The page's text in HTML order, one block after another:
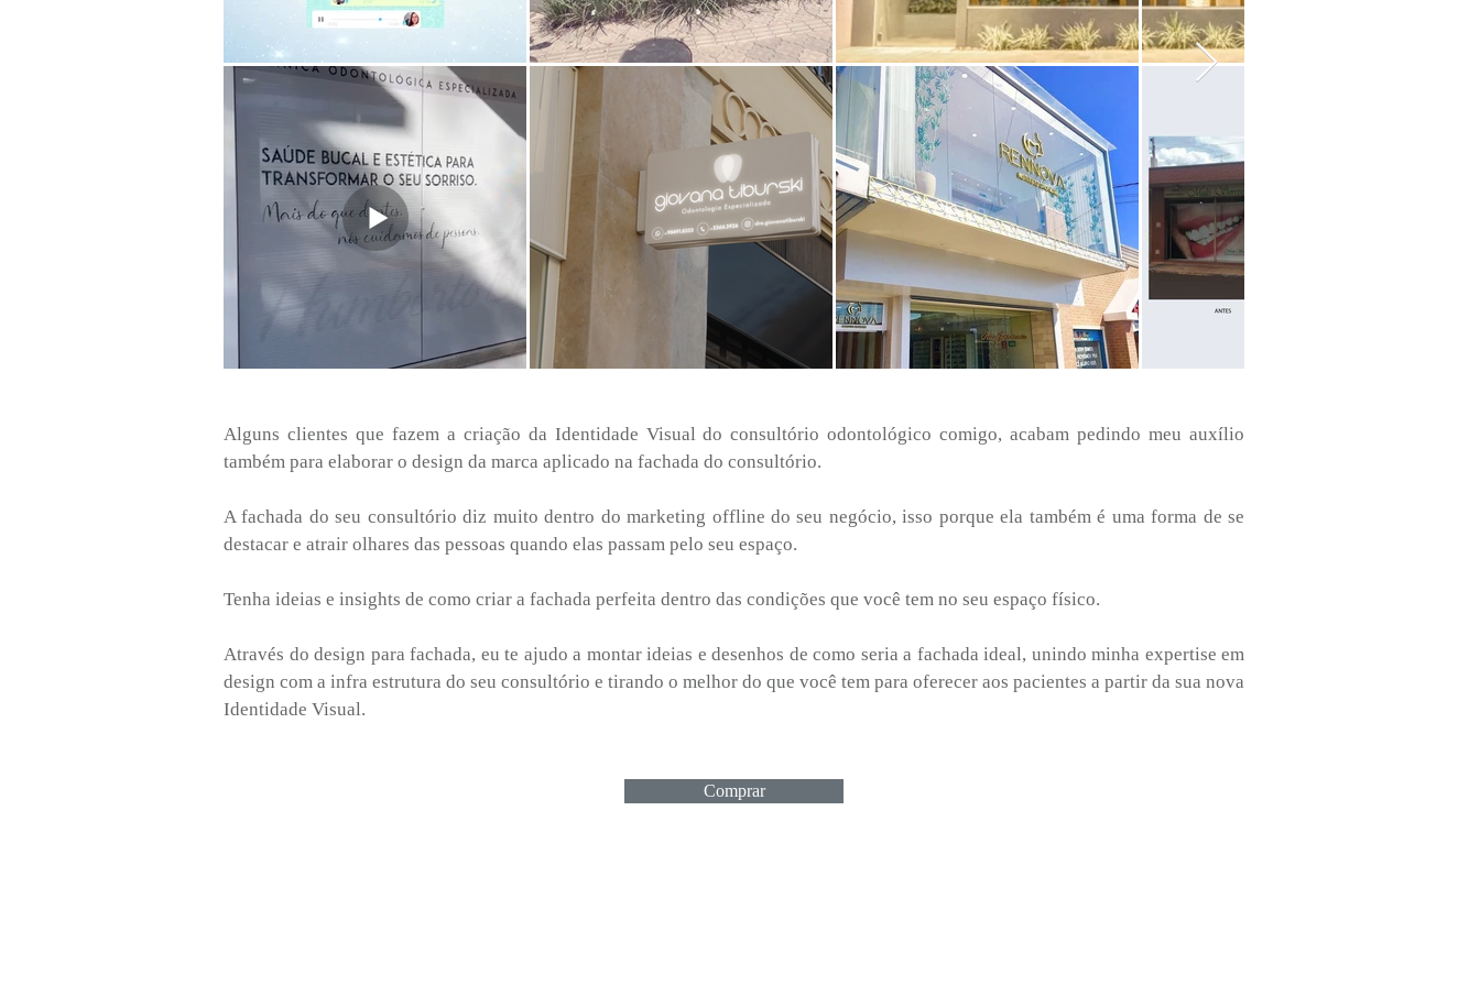
Alguns clientes que fazem a criação da Identidade Visual do consultório odontológico comigo, acabam pedindo meu auxílio
também para elaborar o design da marca aplicado na fachada do consultório.
A fachada do seu consultório diz muito dentro do marketing offline do seu negócio, isso porque ela também é uma forma de se
destacar e atrair olhares das pessoas quando elas passam pelo seu espaço.
Tenha ideias e insights de como criar a fachada perfeita dentro das condições que você tem no seu espaço físico.
Através do design para fachada, eu te ajudo a montar ideias e desenhos de como seria a fachada ideal, unindo minha expertise em
design com a infra estrutura do seu consultório e tirando o melhor do que você tem para oferecer aos pacientes a partir da sua nova
Identidade Visual.
Comprar